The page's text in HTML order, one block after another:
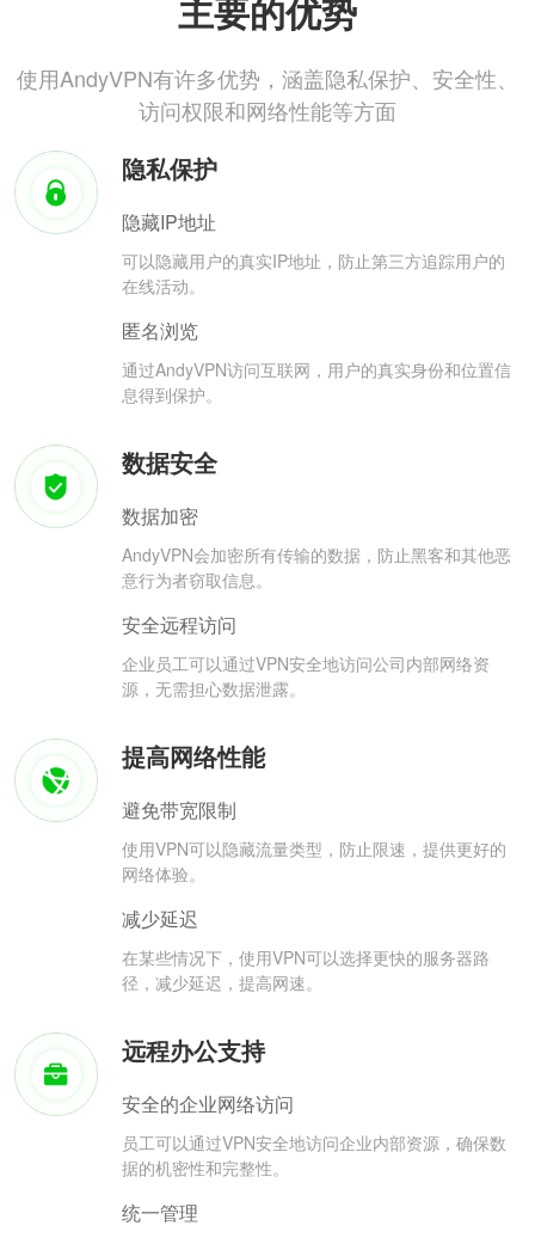
主要的优势
使用AndyVPN有许多优势，涵盖隐私保护、安全性、
访问权限和网络性能等方面
隐私保护
隐藏IP地址
可以隐藏用户的真实IP地址，防止第三方追踪用户的
在线活动。
匿名浏览
通过AndyVPN访问互联网，用户的真实身份和位置信
息得到保护。
数据安全
数据加密
AndyVPN会加密所有传输的数据，防止黑客和其他恶
意行为者窃取信息。
安全远程访问
企业员工可以通过VPN安全地访问公司内部网络资
源，无需担心数据泄露。
提高网络性能
避免带宽限制
使用VPN可以隐藏流量类型，防止限速，提供更好的
网络体验。
减少延迟
在某些情况下，使用VPN可以选择更快的服务器路
径，减少延迟，提高网速。
远程办公支持
安全的企业网络访问
员工可以通过VPN安全地访问企业内部资源，确保数
据的机密性和完整性。
统一管理